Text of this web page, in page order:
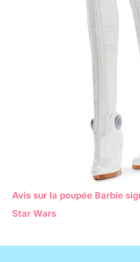
Avis sur la poupée Barbie
Star Wars